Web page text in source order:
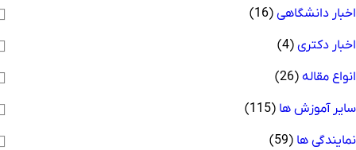
دانشگاهی(16)
دکتری(4)
مقاله(26)
آموزش ها(115)
ها(59)